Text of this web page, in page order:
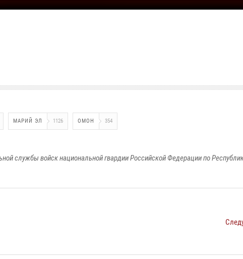
МАРИЙ ЭЛ 1126 ОМОН 354
службы войск национальной гвардии Российской Федерации по